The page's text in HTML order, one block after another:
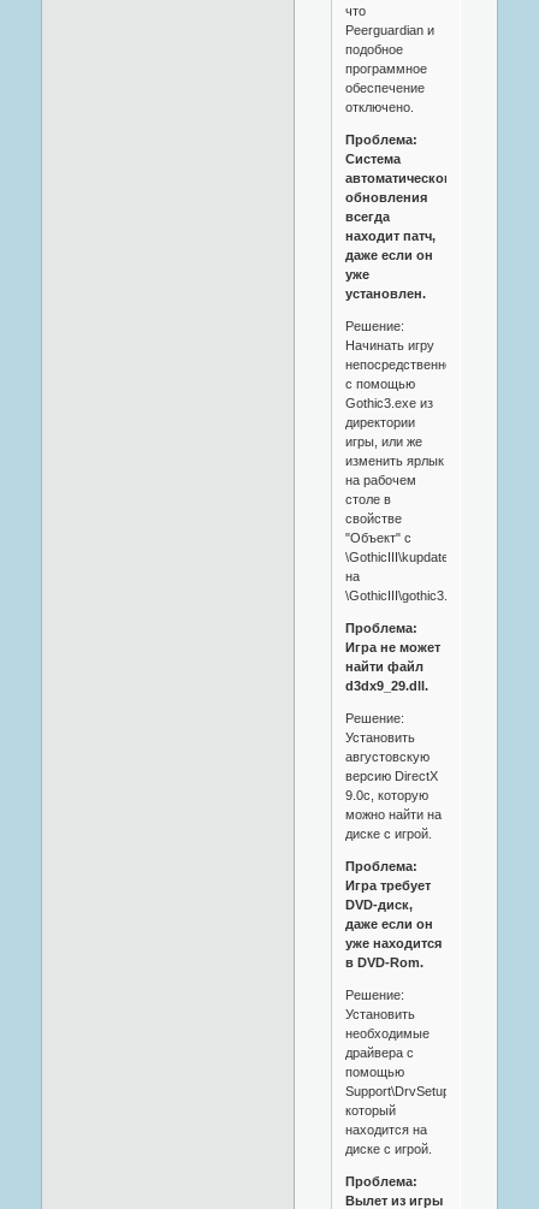
что
Peerguardian и
подобное
программное
обеспечение
отключено.
Проблема:
Система
автоматического
обновления
всегда
находит патч,
даже если он
уже
установлен.
Решение:
Начинать игру
непосредственно
с помощью
Gothic3.exe из
директории
игры, или же
изменить ярлык
на рабочем
столе в
свойстве
"Объект" с
\GothicIII\kupdate.exe
на
\GothicIII\gothic3.exe.
Проблема:
Игра не может
найти файл
d3dx9_29.dll.
Решение:
Установить
августовскую
версию DirectX
9.0c, которую
можно найти на
диске с игрой.
Проблема:
Игра требует
DVD-диск,
даже если он
уже находится
в DVD-Rom.
Решение:
Установить
необходимые
драйвера с
помощью
Support\DrvSetup.exe,
который
находится на
диске с игрой.
Проблема:
Вылет из игры